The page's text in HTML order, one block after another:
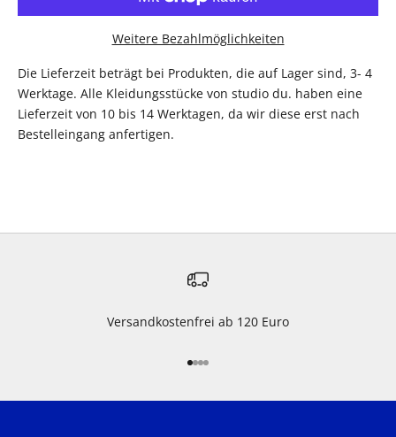
Weitere Bezahlmöglichkeiten
Die Lieferzeit beträgt bei Produkten, die auf Lager sind, 3- 4
Werktage. Alle Kleidungsstücke von studio du. haben eine
Lieferzeit von 10 bis 14 Werktagen, da wir diese erst nach
Bestelleingang anfertigen.
Versandkostenfrei ab 120 Euro
Gehe zu Element 1
Gehe zu Element 2
Gehe zu Element 3
Gehe zu Element 4